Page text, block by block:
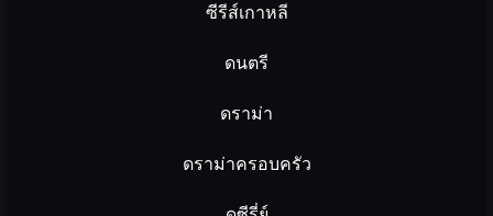
ซีรีส์เกาหลี
ดนตรี
ดราม่า
ดราม่าครอบครัว